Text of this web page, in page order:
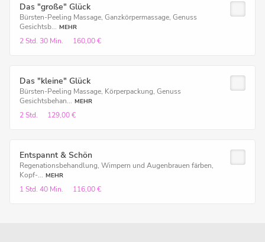
Das "große" Glück
Bürsten-Peeling Massage, Ganzkörpermassage, Genuss
Gesichtsb... MEHR
2 Std. 30 Min. 160,00 €
Das "kleine" Glück
Bürsten-Peeling Massage, Körperpackung, Genuss
Gesichtsbehan... MEHR
2 Std. 129,00 €
Entspannt & Schön
Regenationsbehandlung, Wimpern und Augenbrauen färben,
Kopf-... MEHR
1 Std. 40 Min. 116,00 €